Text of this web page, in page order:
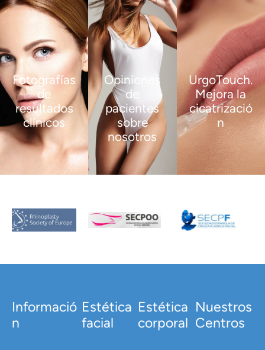
Fotografías
de
resultados
clínicos
VER
MÁS
Opiniones
de
pacientes
sobre
nosotros
VER
MÁS
UrgoTouch.
Mejora la
cicatrizació
n
VER
MÁS
Informació
n
Estética
facial
Estética
corporal
Nuestros
Centros